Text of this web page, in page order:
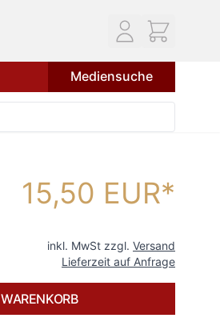
Mediensuche
15,50 EUR
inkl. MwSt zzgl. Versand
Lieferzeit auf Anfrage
WARENKORB